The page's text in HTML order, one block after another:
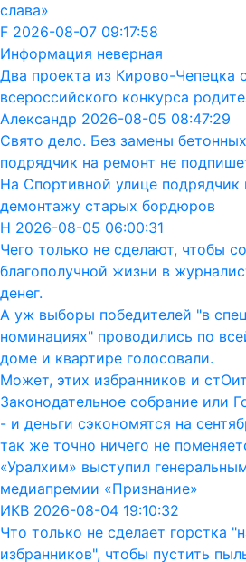
слава»
F 2026-08-07 09:17:58
Информация неверная
Два проекта из Кирово-Чепецка
всероссийского конкурса
Александр 2026-08-05 08:47:29
Свято дело. Без замены
подрядчик на ремонт не
На Спортивной улице подрядчик
демонтажу старых бордюров
Н 2026-08-05 06:00:31
Чего только не сделают, чтобы
благополучной жизни в
денег.
А уж выборы победителей "в
номинациях" проводились по
доме и квартире голосовали.
Может, этих избранников и
Законодательное собрание или
- и деньги сэкономятся на
так же точно ничего не
«Уралхим» выступил
медиапремии «Признание»
ИКВ 2026-08-04 19:10:32
Что только не сделает горстка
избранников", чтобы пустить